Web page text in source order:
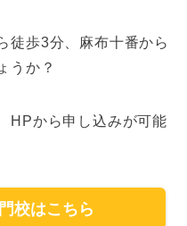
徒歩3分、麻布十番から
うか？
HPから申し込みが可能
校はこちら